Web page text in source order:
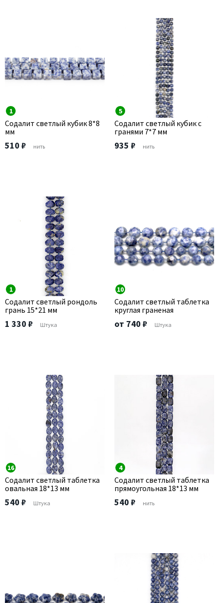
1
Содалит светлый кубик 8*8
мм
510 ₽ нить
5
Содалит светлый кубик с
гранями 7*7 мм
935 ₽ нить
1
Содалит светлый рондоль
грань 15*21 мм
1 330 ₽ Штука
10
Содалит светлый таблетка
круглая граненая
от 740 ₽ Штука
16
Содалит светлый таблетка
овальная 18*13 мм
540 ₽ Штука
4
Содалит светлый таблетка
прямоугольная 18*13 мм
540 ₽ нить